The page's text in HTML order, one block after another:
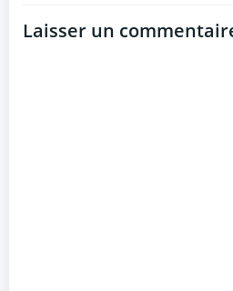
Laisser un